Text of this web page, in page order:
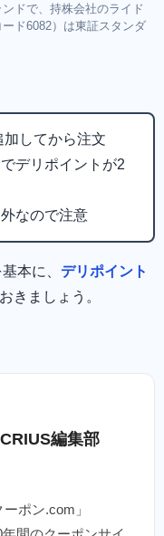
ドで、持株会社のライド
ド6082）は東証スタンダ
加してから注文
デリポイントが2
なので注意
本に、 デリポイント
きましょう。
編集部
ポン.com」